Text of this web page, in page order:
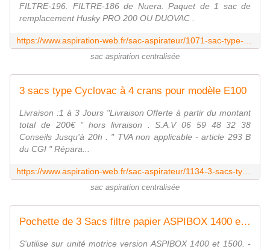
FILTRE-196. FILTRE-186 de Nuera. Paquet de 1 sac de
remplacement Husky PRO 200 OU DUOVAC .
sac aspiration centralisée
3 sacs type Cyclovac à 4 crans pour modèle E100
Livraison :1 à 3 Jours "Livraison Offerte à partir du montant
total de 200€ " hors livraison . S.A.V 06 59 48 32 38
Conseils Jusqu'à 20h . " TVA non applicable - article 293 B
du CGI " Répara...
sac aspiration centralisée
Pochette de 3 Sacs filtre papier ASPIBOX 1400 et 1500
S'utilise sur unité motrice version ASPIBOX 1400 et 1500. -